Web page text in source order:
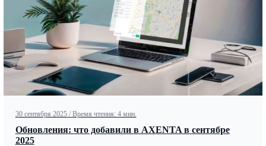
30 сентября 2025 / Время чтения: 4 мин.
Обновления: что добавили в AXENTA в сентябре
2025